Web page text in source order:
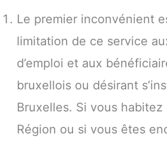
Le premier inconvénient
limitation de ce service
d’emploi et aux
bruxellois ou désirant
Bruxelles. Si vous
Région ou si vous êtes